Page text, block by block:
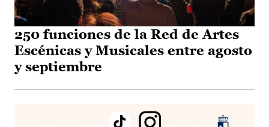
250 funciones de la Red de Artes
Escénicas y Musicales entre agosto
y septiembre